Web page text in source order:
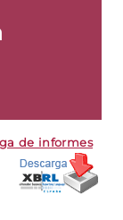
de informes